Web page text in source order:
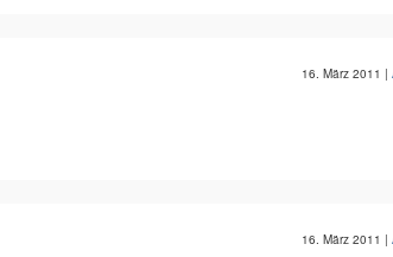
16. März 2011 |
16. März 2011 |